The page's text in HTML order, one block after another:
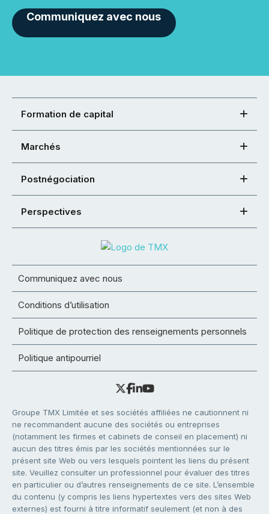
Communiquez avec nous
Formation de capital
Marchés
Postnégociation
Perspectives
Communiquez avec nous
Conditions d’utilisation
Politique de protection des renseignements personnels
Politique antipourriel
Groupe TMX Limitée et ses sociétés affiliées ne cautionnent ni
ne recommandent aucune des sociétés ou entreprises
(notamment les firmes et cabinets de conseil en placement) ni
aucun des titres émis par les sociétés mentionnées sur le
présent site Web ou vers lesquels pointent les liens du présent
site. Veuillez consulter un professionnel pour évaluer des titres
en particulier ou d’autres renseignements de ce site. L’ensemble
du contenu (y compris les liens hypertextes vers des sites Web
externes) est fourni à titre informatif seulement (et non à des